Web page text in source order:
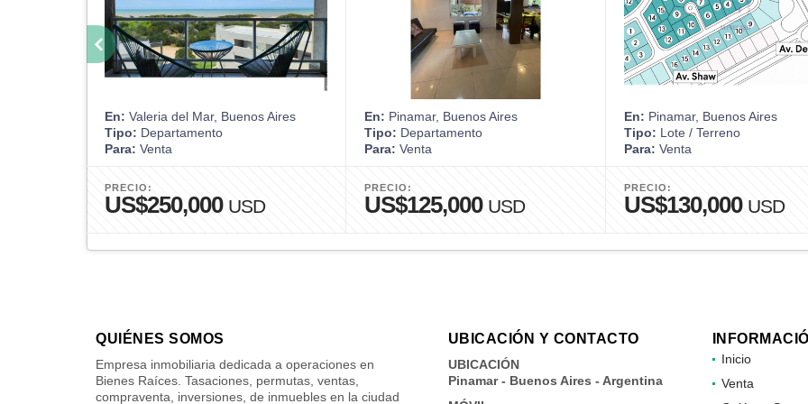
En: Valeria del Mar, Buenos Aires
Tipo: Departamento
Para: Venta
PRECIO:
US$250,000 USD
En: Pinamar, Buenos Aires
Tipo: Departamento
Para: Venta
PRECIO:
US$125,000 USD
En: Pinamar, Buenos Aires
Tipo: Lote / Terreno
Para: Venta
PRECIO:
US$130,000 USD
QUIÉNES SOMOS
Empresa inmobiliaria dedicada a operaciones en
Bienes Raíces. Tasaciones, permutas, ventas,
compraventa, inversiones, de inmuebles en la ciudad
UBICACIÓN Y CONTACTO
UBICACIÓN
Pinamar - Buenos Aires - Argentina
Inicio
Venta